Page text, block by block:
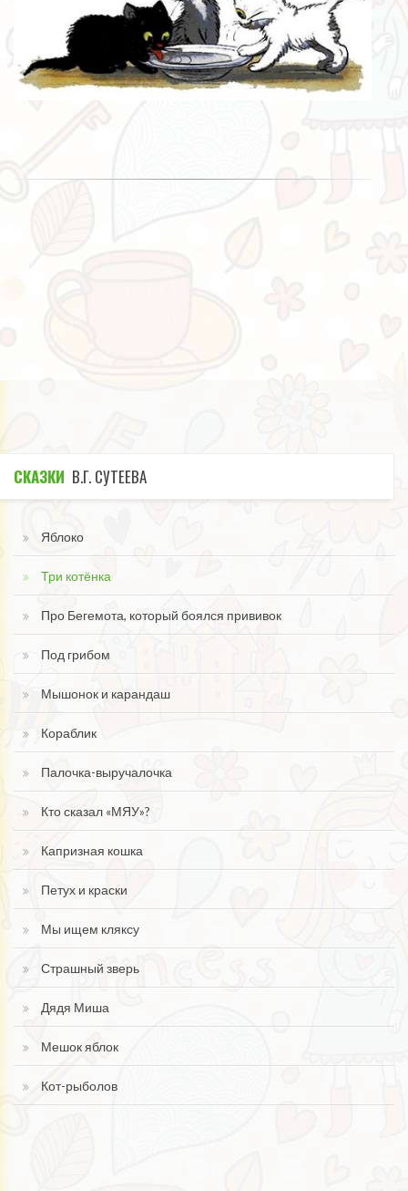
СКАЗКИ В.Г. СУТЕЕВА
Яблоко
Три котёнка
Про Бегемота, который боялся прививок
Под грибом
Мышонок и карандаш
Кораблик
Палочка-выручалочка
Кто сказал «МЯУ»?
Капризная кошка
Петух и краски
Мы ищем кляксу
Страшный зверь
Дядя Миша
Мешок яблок
Кот-рыболов